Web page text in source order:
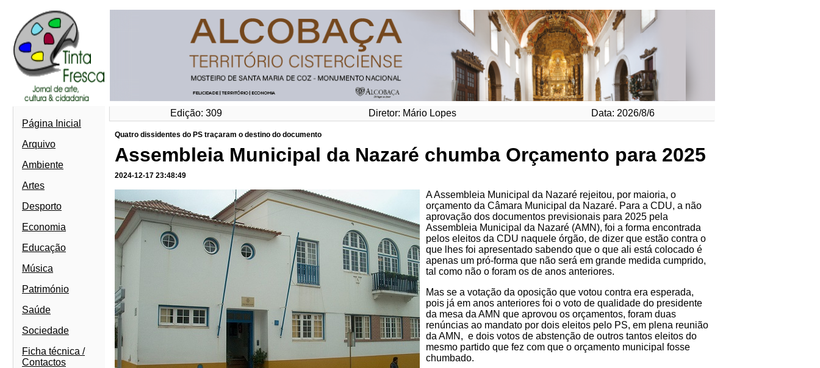
Edição: 309 Diretor: Mário Lopes
Data: 2026/8/6
Página Inicial
Arquivo
Ambiente
Artes
Desporto
Economia
Educação
Música
Património
Saúde
Sociedade
Ficha técnica /
Contactos
Quatro dissidentes do PS traçaram o destino do documento
Assembleia Municipal da Nazaré chumba Orçamento para 2025
2024-12-17 23:48:49
A Assembleia Municipal da Nazaré rejeitou, por maioria, o
orçamento da Câmara Municipal da Nazaré. Para a CDU, a não
aprovação dos documentos previsionais para 2025 pela
Assembleia Municipal da Nazaré (AMN), foi a forma encontrada
pelos eleitos da CDU naquele órgão, de dizer que estão contra o
que lhes foi apresentado sabendo que o que ali está colocado é
apenas um pró-forma que não será em grande medida cumprido,
tal como não o foram os de anos anteriores.
Mas se a votação da oposição que votou contra era esperada,
pois já em anos anteriores foi o voto de qualidade do presidente
da mesa da AMN que aprovou os orçamentos, foram duas
renúncias ao mandato por dois eleitos pelo PS, em plena reunião
da AMN, e dois votos de abstenção de outros tantos eleitos do
mesmo partido que fez com que o orçamento municipal fosse
chumbado.